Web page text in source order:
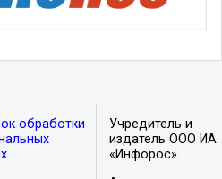
обработки
Учредитель и
издатель ООО ИА
«Инфорос».